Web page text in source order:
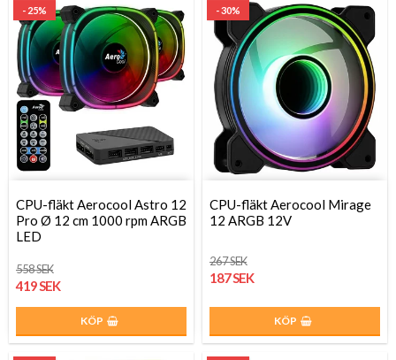
- 25%
CPU-fläkt Aerocool Astro 12
Pro Ø 12 cm 1000 rpm ARGB
LED
558 SEK
419 SEK
KÖP
- 30%
CPU-fläkt Aerocool Mirage
12 ARGB 12V
267 SEK
187 SEK
KÖP